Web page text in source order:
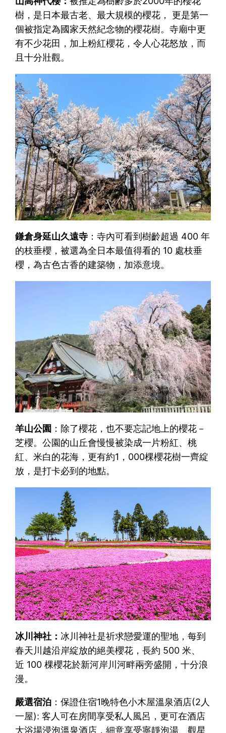
樹，是日本最古老、最大規模的櫻花， 更是第一
個被指定為國家天然紀念物的櫻花樹。寺廟中更
有不少花田，加上粉紅櫻花，令人心花怒放，而
且十分壯觀。
鎌倉身延山久遠寺 ：寺內可看到樹齡超過 400 年
的枝垂櫻，被選為全日本最值得看的 10 處枝垂
櫻，為古色古香的建築物，加添意境。
羊山公園 ：除了櫻花，也不要忘記地上的櫻花－
芝櫻。公園的山丘會慢慢被染成一片粉紅、桃
紅、米白的花海，更有約1，000棵櫻花樹一齊綻
放，是打卡必到的地點。
冰川神社： 冰川神社是祈求戀愛運的聖地，每到
春天川越沿岸綻放的絕美櫻花，長約 500 米、
近 100 棵櫻花於新河岸川河畔兩旁盛開，十分浪
漫。
嚴選宿泊 ：保證住宿1晚特色小木屋溫泉酒店(2人
一屋): 客人可在房間享受私人風呂，更可在酒店
大浴場浸泡溫泉酒店，細意享受寧靜泡湯、觀星